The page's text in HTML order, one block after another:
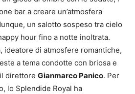
bar a creare un’atmosfera
un salotto sospeso tra cielo
hour fino a notte inoltrata.
ideatore di atmosfere romantiche,
a tema condotte con briosa e
direttore Gianmarco Panico. Per
lo Splendide Royal ha